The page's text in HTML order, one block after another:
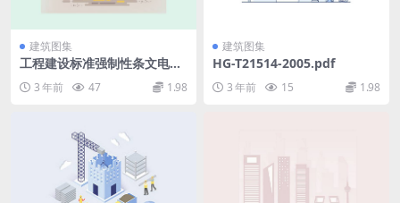
建筑图集
工程建设标准强制性条文电力
3 年前 47 1.98
建筑图集
HG-T21514-2005.pdf
3 年前 15 1.98